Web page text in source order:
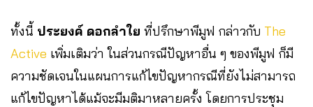
ทั้งนี้ ประยงค์ ดอกลำใย ที่ปรึกษาพีมูฟ กล่าวกับ The
Active เพิ่มเติมว่า ในส่วนกรณีปัญหาอื่น ๆ ของพีมูฟ ก็มี
ความชัดเจนในแผนการแก้ไขปัญหากรณีที่ยังไม่สามารถ
แก้ไขปัญหาได้แม้จะมีมติมาหลายครั้ง โดยการประชุม